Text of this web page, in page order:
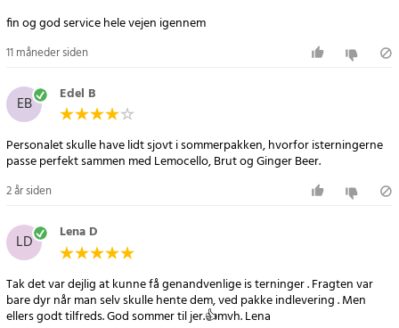
fin og god service hele vejen igennem
11 måneder siden
EB Edel B
Personalet skulle have lidt sjovt i sommerpakken, hvorfor isterningerne
passe perfekt sammen med Lemocello, Brut og Ginger Beer.
2 år siden
LD Lena D
Tak det var dejlig at kunne få genandvenlige is terninger . Fragten var
bare dyr når man selv skulle hente dem, ved pakke indlevering . Men
ellers godt tilfreds. God sommer til jer.👍mvh. Lena